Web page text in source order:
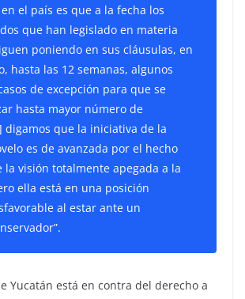
el país es que a la fecha los
que han legislado en materia
poniendo en sus cláusulas, en
hasta las 12 semanas, algunos
de excepción para que se
hasta mayor número de
digamos que la iniciativa de la
es de avanzada por el hecho
la visión totalmente apegada a la
ella está en una posición
al estar ante un
Yucatán está en contra del derecho a